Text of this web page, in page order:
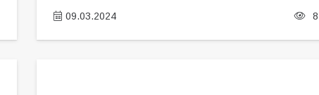
09.03.2024